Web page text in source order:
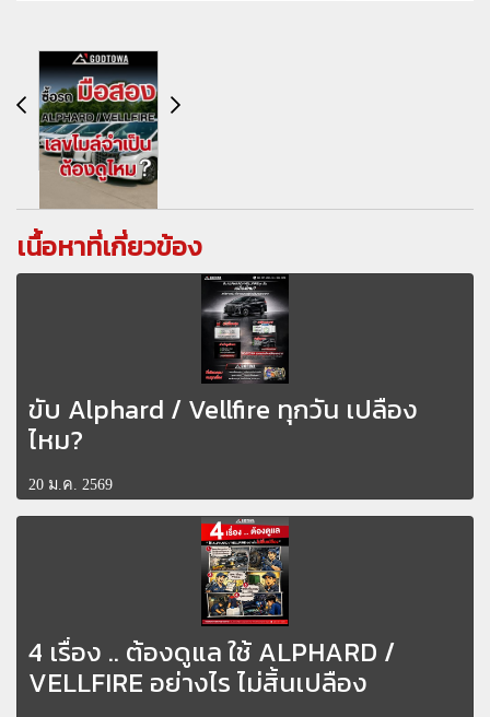
เนื้อหาที่เกี่ยวข้อง
ขับ Alphard / Vellfire ทุกวัน เปลือง
ไหม?
20 ม.ค. 2569
4 เรื่อง .. ต้องดูแล ใช้ ALPHARD /
VELLFIRE อย่างไร ไม่สิ้นเปลือง